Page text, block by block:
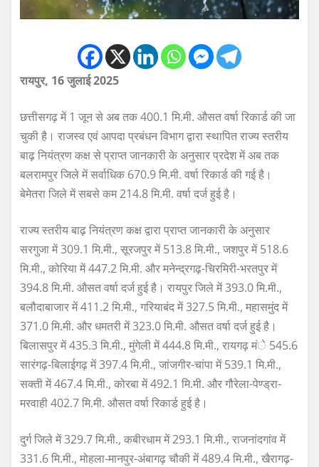
रायपुर, 16 जुलाई 2025
छत्तीसगढ़ में 1 जून से अब तक 400.1 मि.मी. औसत वर्षा रिकार्ड की जा
चुकी है। राजस्व एवं आपदा प्रबंधन विभाग द्वारा स्थापित राज्य स्तरीय
बाढ़ नियंत्रण कक्ष से प्राप्त जानकारी के अनुसार प्रदेश में अब तक
बलरामपुर जिले में सर्वाधिक 670.9 मि.मी. वर्षा रिकार्ड की गई है।
बेमेतरा जिले में सबसे कम 214.8 मि.मी. वर्षा दर्ज हुई है।
राज्य स्तरीय बाढ़ नियंत्रण कक्ष द्वारा प्राप्त जानकारी के अनुसार
सरगुजा में 309.1 मि.मी., सूरजपुर में 513.8 मि.मी., जशपुर में 518.6
मि.मी., कोरिया में 447.2 मि.मी. और मनेन्द्रगढ़-चिरमिरी-भरतपुर में
394.8 मि.मी. औसत वर्षा दर्ज हुई है। रायपुर जिले में 393.0 मि.मी.,
बलौदाबाजार में 411.2 मि.मी., गरियाबंद में 327.5 मि.मी., महासमुंद में
371.0 मि.मी. और धमतरी में 323.0 मि.मी. औसत वर्षा दर्ज हुई है।
बिलासपुर में 435.3 मि.मी., मुंगेली में 444.8 मि.मी., रायगढ़ मंे 545.6
सारंगढ़-बिलाईगढ़ में 397.4 मि.मी., जांजगीर-चांपा में 539.1 मि.मी.,
सक्ती में 467.4 मि.मी., कोरबा में 492.1 मि.मी. और गौरेला-पेण्ड्रा-
मरवाही 402.7 मि.मी. औसत वर्षा रिकार्ड हुई है।
दुर्ग जिले में 329.7 मि.मी., कबीरधाम में 293.1 मि.मी., राजनांदगांव में
331.6 मि.मी., मोहला-मानपुर-अंबागढ़ चौकी में 489.4 मि.मी., खैरागढ़-